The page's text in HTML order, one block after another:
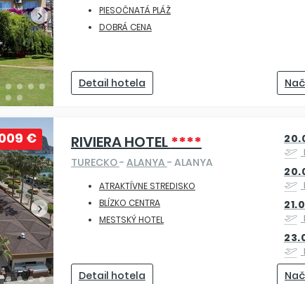
PIESOČNATÁ PLÁŽ
DOBRÁ CENA
Detail hotela
RIVIERA HOTEL****
TURECKO- ALANYA - ALANYA
€
ATRAKTÍVNE STREDISKO
BLÍZKO CENTRA
MESTSKÝ HOTEL
Detail hotela